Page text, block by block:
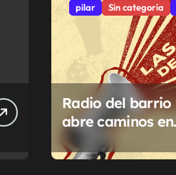
pilar Sin categoría
Radio del barrio
abre caminos en